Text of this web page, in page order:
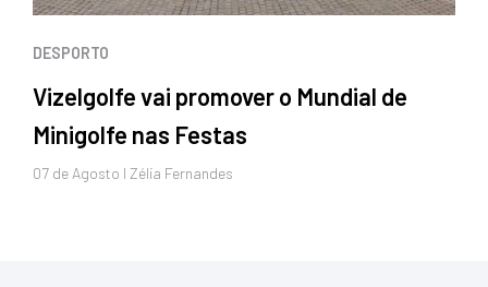
DESPORTO
Vizelgolfe vai promover o Mundial de
Minigolfe nas Festas
07 de Agosto I Zélia Fernandes